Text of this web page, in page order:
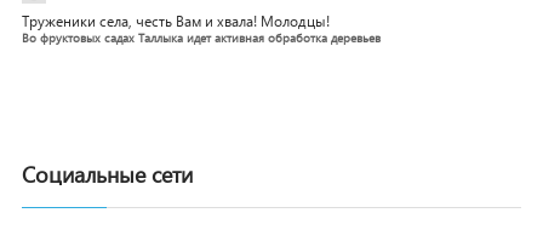
Труженики села, честь Вам и хвала! Молодцы!
Во фруктовых садах Таллыка идет активная обработка деревьев
Социальные сети